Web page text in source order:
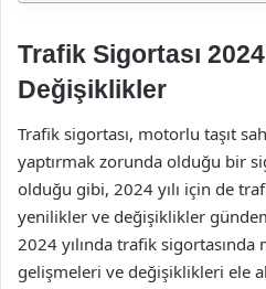
Trafik Sigortası
Değişiklikler
Trafik sigortası, motorlu taşıt
yaptırmak zorunda olduğu bir
olduğu gibi, 2024 yılı için de
yenilikler ve değişiklikler
2024 yılında trafik
gelişmeleri ve değişiklikleri ele